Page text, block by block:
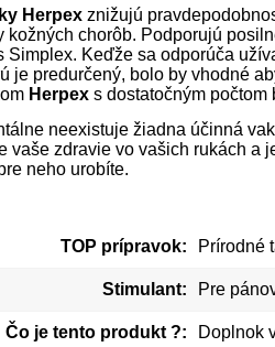
Herpex znižujú
kožných chorôb. Podporujú
Simplex. Keďže sa odporúča
je predurčený, bolo by vhodné
Herpex s dostatočným počtom
neexistuje žiadna účinná
vaše zdravie vo vašich rukách a
neho urobíte.
TOP prípravok: Prírodné
Stimulant: Pre
Čo je tento produkt ?: Doplnok